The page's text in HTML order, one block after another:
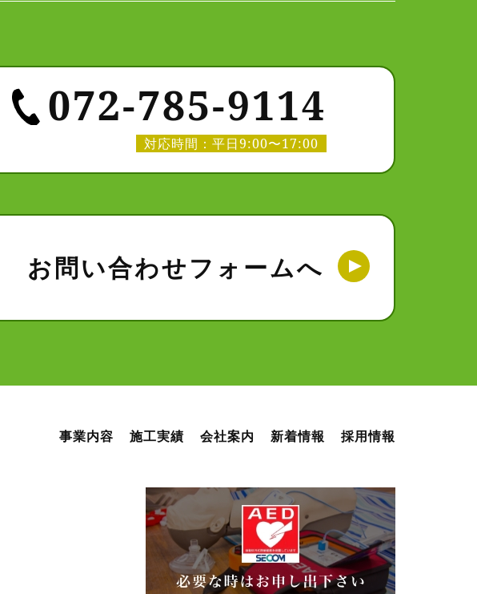
072‐785‐9114
対応時間：平日9:00〜17:00
お問い合わせフォームへ
事業内容 施工実績 会社案内 新着情報 採用情報